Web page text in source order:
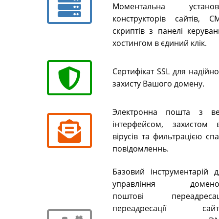
Моментальна
конструкторів сайтів,
скриптів з панелі
хостингом в єдиний клік.
Сертифікат SSL для
захисту Вашого домену.
Электронна пошта з
інтерфейсом, захистом
вірусів та фильтрацією
повідомленнь.
Базовий інструментарій
управління
поштові
переадресації